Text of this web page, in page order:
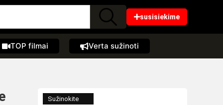
susisiekime
TOP filmai Verta sužinoti
Sužinokite